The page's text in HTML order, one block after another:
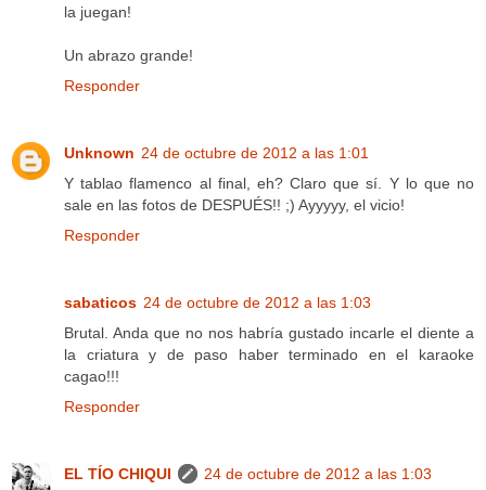
la juegan!
Un abrazo grande!
Responder
Unknown 24 de octubre de 2012 a las 1:01
Y tablao flamenco al final, eh? Claro que sí. Y lo que no
sale en las fotos de DESPUÉS!! ;) Ayyyyy, el vicio!
Responder
sabaticos 24 de octubre de 2012 a las 1:03
Brutal. Anda que no nos habría gustado incarle el diente a
la criatura y de paso haber terminado en el karaoke
cagao!!!
Responder
EL TÍO CHIQUI
24 de octubre de 2012 a las 1:03